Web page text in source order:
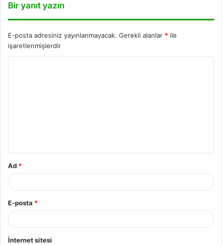
Bir yanıt yazın
E-posta adresiniz yayınlanmayacak. Gerekli alanlar * ile
işaretlenmişlerdir
Ad *
E-posta *
İnternet sitesi